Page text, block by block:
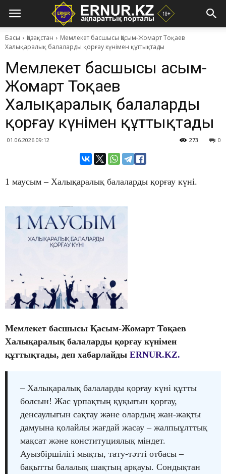
Басы Қазақстан
Мемлекет басшысы Қасым-Жомарт Тоқаев
Халықаралық балаларды қорғау күнімен құттықтады
Мемлекет басшысы Қасым-
Жомарт Тоқаев
Халықаралық балаларды
қорғау күнімен құттықтады
01.06.2026 09:12 0
273
1 маусым – Халықаралық балаларды қорғау күні.
Мемлекет басшысы Қасым-Жомарт Тоқаев
Халықаралық балаларды қорғау күнімен
құттықтады, деп хабарлайды ERNUR.KZ.
– Халықаралық балаларды қорғау күні құтты
болсын! Жас ұрпақтың құқығын қорғау,
денсаулығын сақтау және олардың жан-жақты
дамуына қолайлы жағдай жасау – жалпыұлттық
мақсат және конституциялық міндет.
Ауызбіршілігі мықты, тату-тәтті отбасы –
бақытты балалық шақтың арқауы. Сондықтан